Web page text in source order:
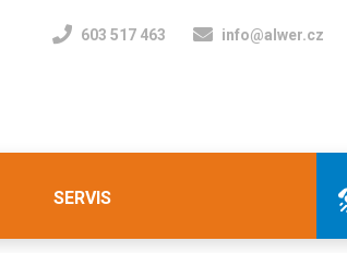
603 517 463 info@alwer.cz
SERVIS